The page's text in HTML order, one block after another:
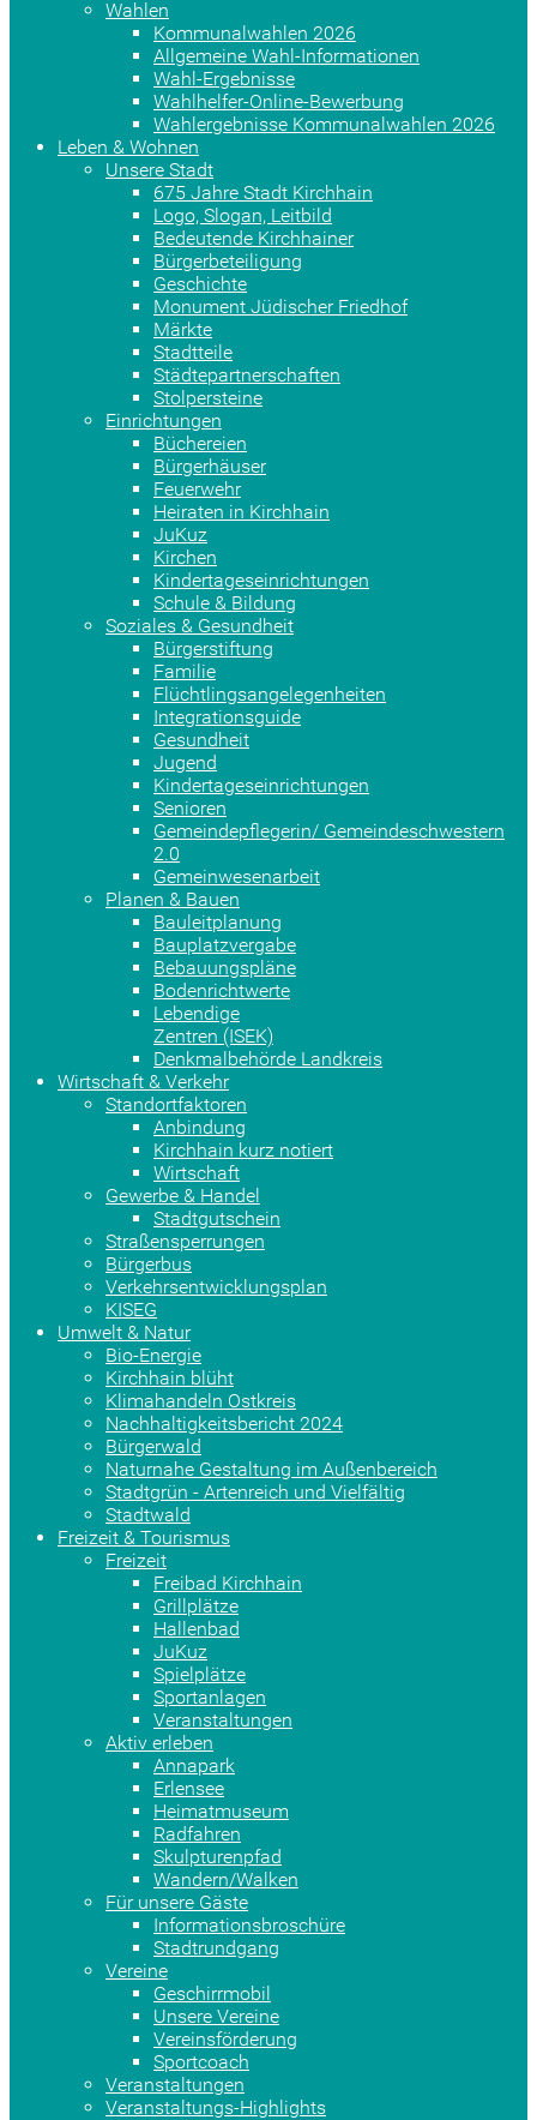
Wahlen
Kommunalwahlen 2026
Allgemeine Wahl-Informationen
Wahl-Ergebnisse
Wahlhelfer-Online-Bewerbung
Wahlergebnisse Kommunalwahlen 2026
Leben & Wohnen
Unsere Stadt
675 Jahre Stadt Kirchhain
Logo, Slogan, Leitbild
Bedeutende Kirchhainer
Bürgerbeteiligung
Geschichte
Monument Jüdischer Friedhof
Märkte
Stadtteile
Städtepartnerschaften
Stolpersteine
Einrichtungen
Büchereien
Bürgerhäuser
Feuerwehr
Heiraten in Kirchhain
JuKuz
Kirchen
Kindertageseinrichtungen
Schule & Bildung
Soziales & Gesundheit
Bürgerstiftung
Familie
Flüchtlingsangelegenheiten
Integrationsguide
Gesundheit
Jugend
Kindertageseinrichtungen
Senioren
Gemeindepflegerin/ Gemeindeschwestern
2.0
Gemeinwesenarbeit
Planen & Bauen
Bauleitplanung
Bauplatzvergabe
Bebauungspläne
Bodenrichtwerte
Lebendige
Zentren (ISEK)
Denkmalbehörde Landkreis
Wirtschaft & Verkehr
Standortfaktoren
Anbindung
Kirchhain kurz notiert
Wirtschaft
Gewerbe & Handel
Stadtgutschein
Straßensperrungen
Bürgerbus
Verkehrsentwicklungsplan
KISEG
Umwelt & Natur
Bio-Energie
Kirchhain blüht
Klimahandeln Ostkreis
Nachhaltigkeitsbericht 2024
Bürgerwald
Naturnahe Gestaltung im Außenbereich
Stadtgrün - Artenreich und Vielfältig
Stadtwald
Freizeit & Tourismus
Freizeit
Freibad Kirchhain
Grillplätze
Hallenbad
JuKuz
Spielplätze
Sportanlagen
Veranstaltungen
Aktiv erleben
Annapark
Erlensee
Heimatmuseum
Radfahren
Skulpturenpfad
Wandern/Walken
Für unsere Gäste
Informationsbroschüre
Stadtrundgang
Vereine
Geschirrmobil
Unsere Vereine
Vereinsförderung
Sportcoach
Veranstaltungen
Veranstaltungs-Highlights